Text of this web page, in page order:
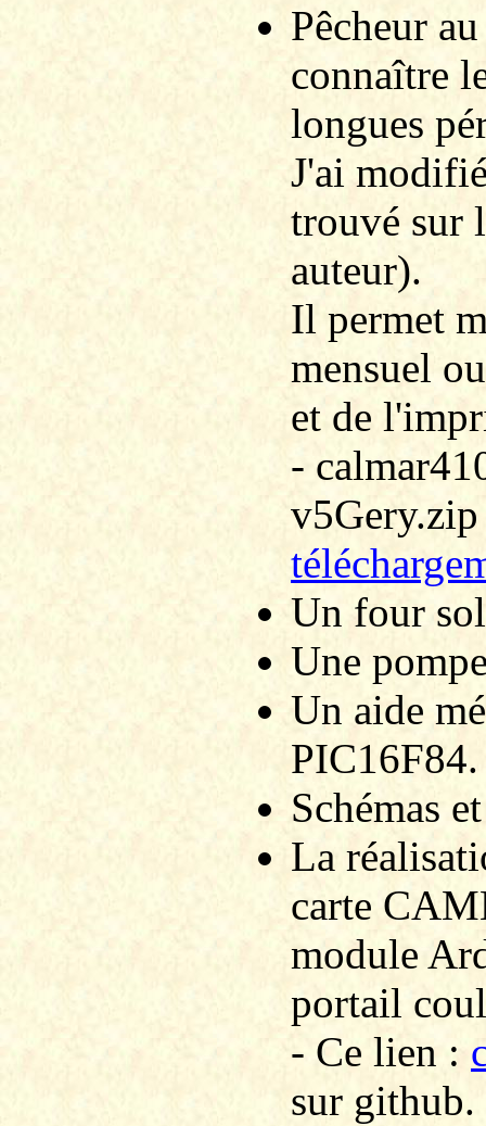
Pêcheur
connaître
longues
J'ai
trouvé sur
auteur).
Il permet
mensuel
et de
-
Un four
Une
Un aide
PIC16F84.
Schémas
La
carte
module
portail
- Ce lien :
sur github.